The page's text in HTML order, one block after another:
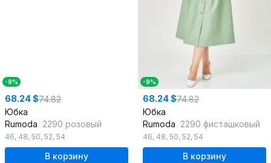
-9%
68.24 $74.82
Юбка
Rumoda 2290 розовый
46, 48, 50, 52, 54
В корзину
-9%
68.24 $74.82
Юбка
Rumoda 2290 фисташковый
46, 48, 50, 52, 54
В корзину